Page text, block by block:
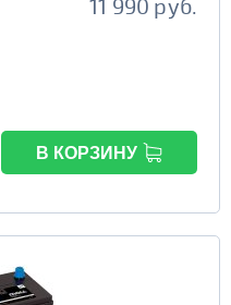
11 990 руб.
В КОРЗИНУ